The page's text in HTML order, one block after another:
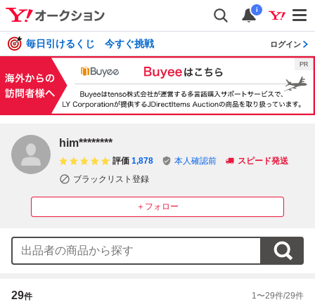
i
毎日引けるくじ 今すぐ挑戦 ログイン
him********
＋フォロー
評価 1,878 本人確認前
スピード発送
ブラックリスト登録
29件 1 〜29件/29件